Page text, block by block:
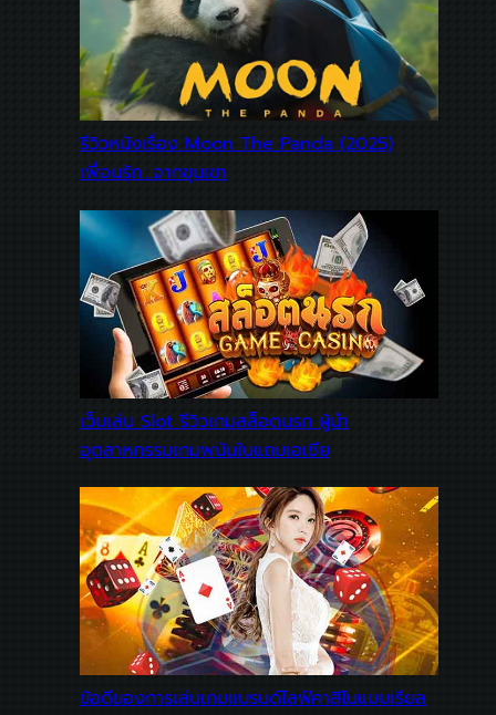
รีวิวหนังเรื่อง Moon The Panda (2025)
เพื่อนรัก…จากขุนเขา
เว็บเล่น Slot รีวิวเกมสล็อตนรก ผู้นำ
อุตสาหกรรมเกมพนันในแถบเอเชีย
ข้อดีของการเล่นเกมแบรนด์ไลฟ์คาสิโนแบบเรียล